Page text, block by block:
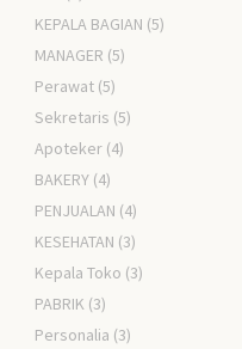
KEPALA BAGIAN (5)
MANAGER (5)
Perawat (5)
Sekretaris (5)
Apoteker (4)
BAKERY (4)
PENJUALAN (4)
KESEHATAN (3)
Kepala Toko (3)
PABRIK (3)
Personalia (3)